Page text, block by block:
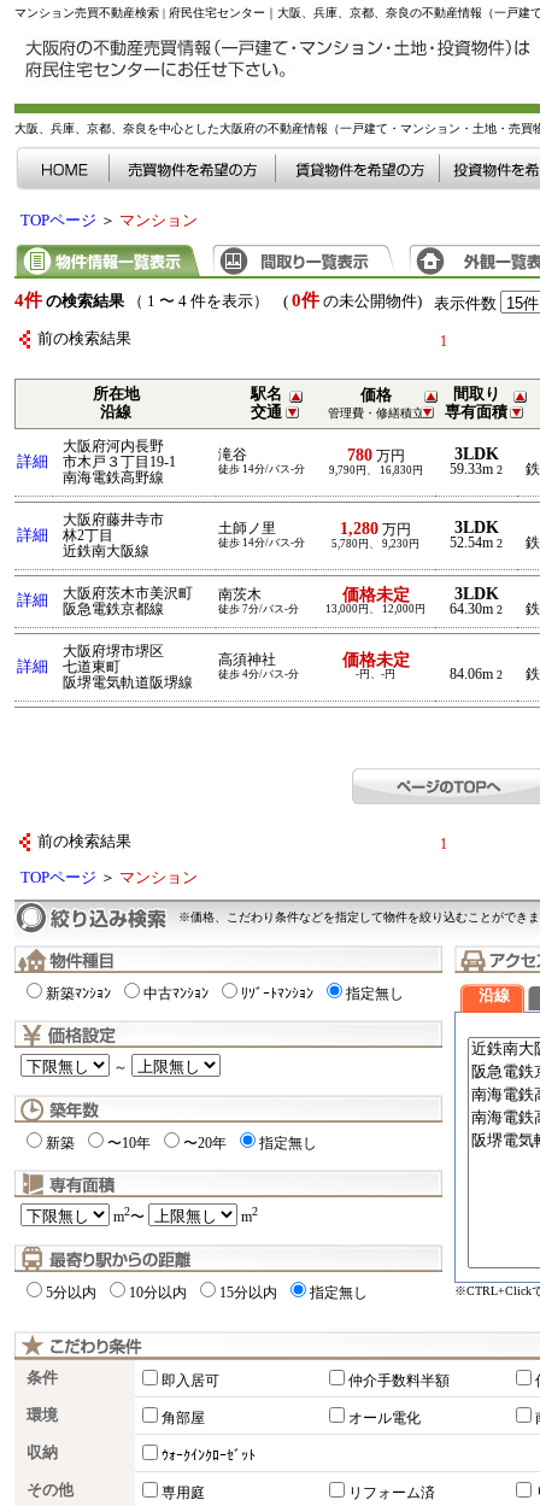
マンション売買不動産検索 | 府民住宅センター｜大阪、兵庫、京都、奈良の不動産情報（一戸建
大阪、兵庫、京都、奈良を中心とした大阪府の不動産情報（一戸建て・マンション・土地・売
TOPページ ＞ マンション
4件 の検索結果 （ 1 〜 4 件を表示） ( 0件の未公開物件) 表示件数
前の検索結果 1
所在地
沿線
駅名
交通
価格
管理費・修繕積立
間取り
専有面積
詳細
大阪府河内長野
市木戸３丁目19-1
南海電鉄高野線
滝谷
徒歩 14分/バス-分
780万円
9,790円、 16,830円
3LDK
59.33m 2
詳細
大阪府藤井寺市
林2丁目
近鉄南大阪線
土師ノ里
徒歩 14分/バス-分
1,280 万円
5,780円、 9,230円
3LDK
52.54m 2
詳細
大阪府茨木市美沢町
阪急電鉄京都線
南茨木
徒歩 7分/バス-分
価格未定
13,000円、 12,000円
3LDK
64.30m 2
詳細
大阪府堺市堺区
七道東町
阪堺電気軌道阪堺線
高須神社
徒歩 4分/バス-分
価格未定
-円、-円 84.06m 2
前の検索結果 1
TOPページ ＞ マンション
※価格、こだわり条件などを指定して物件を絞り込むことができ
新築ﾏﾝｼｮﾝ 中古ﾏﾝｼｮﾝ ﾘｿﾞｰﾄﾏﾝｼｮﾝ 指定無し
～
新築 〜10年 〜20年 指定無し
m2〜 m2
5分以内 10分以内 15分以内 指定無し
沿線
※CTRL+Click
条件 即入居可 仲介手数料半額
環境 角部屋 オール電化
収納 ｳｫｰｸｲﾝｸﾛｰｾﾞｯﾄ
その他 専用庭 リフォーム済